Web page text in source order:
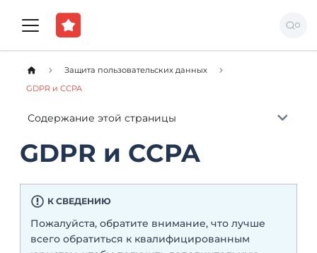
Защита пользовательских данных
GDPR и CCPA
Содержание этой страницы
GDPR и CCPA
К СВЕДЕНИЮ
Пожалуйста, обратите внимание, что лучше
всего обратиться к квалифицированным